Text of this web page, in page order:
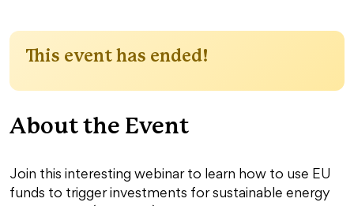
This event has ended!
About the Event
Join this interesting webinar to learn how to use EU
funds to trigger investments for sustainable energy